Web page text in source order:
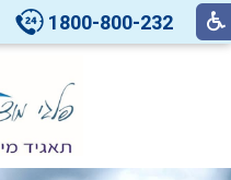
1800-800-232